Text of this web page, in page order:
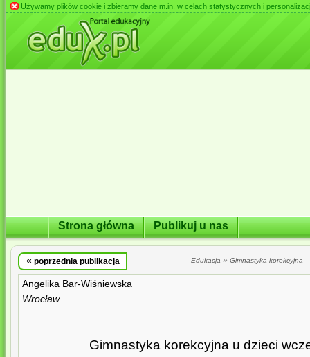
Używamy plików cookie i zbieramy dane m.in. w celach statystycznych i
Strona główna Publikuj u nas
« poprzednia publikacja Edukacja » Gimnastyka korekcyjna
Angelika Bar-Wiśniewska
Wrocław
Gimnastyka korekcyjna u dzieci